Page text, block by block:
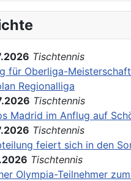
Tischtennis
für Oberliga-
Regionalliga
Tischtennis
Madrid im Anflug auf
Tischtennis
feiert sich in den
Tischtennis
Olympia-Teilnehmer